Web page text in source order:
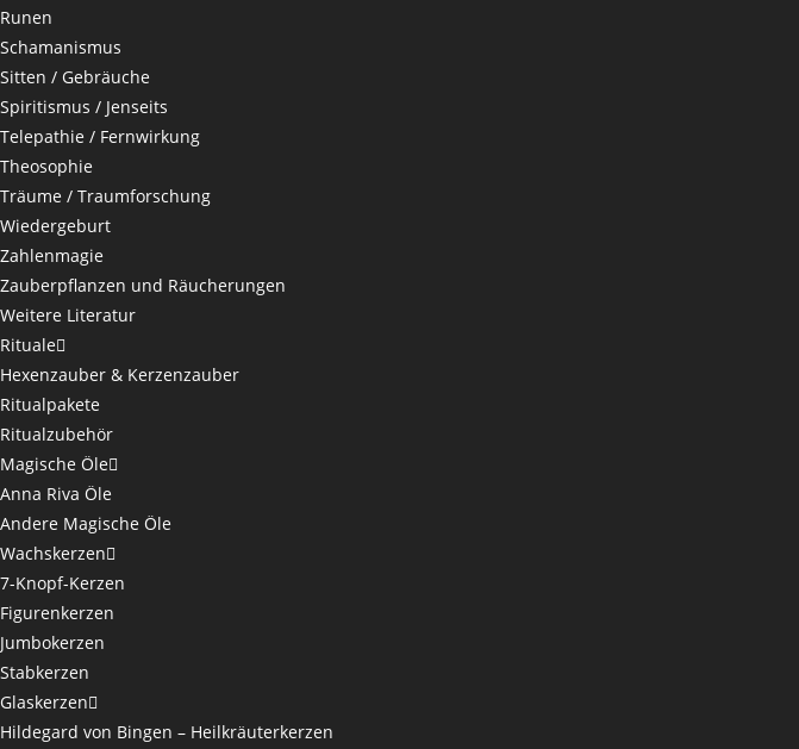
Runen
Schamanismus
Sitten / Gebräuche
Spiritismus / Jenseits
Telepathie / Fernwirkung
Theosophie
Träume / Traumforschung
Wiedergeburt
Zahlenmagie
Zauberpflanzen und Räucherungen
Weitere Literatur
Rituale
Hexenzauber & Kerzenzauber
Ritualpakete
Ritualzubehör
Magische Öle
Anna Riva Öle
Andere Magische Öle
Wachskerzen
7-Knopf-Kerzen
Figurenkerzen
Jumbokerzen
Stabkerzen
Glaskerzen
Hildegard von Bingen – Heilkräuterkerzen